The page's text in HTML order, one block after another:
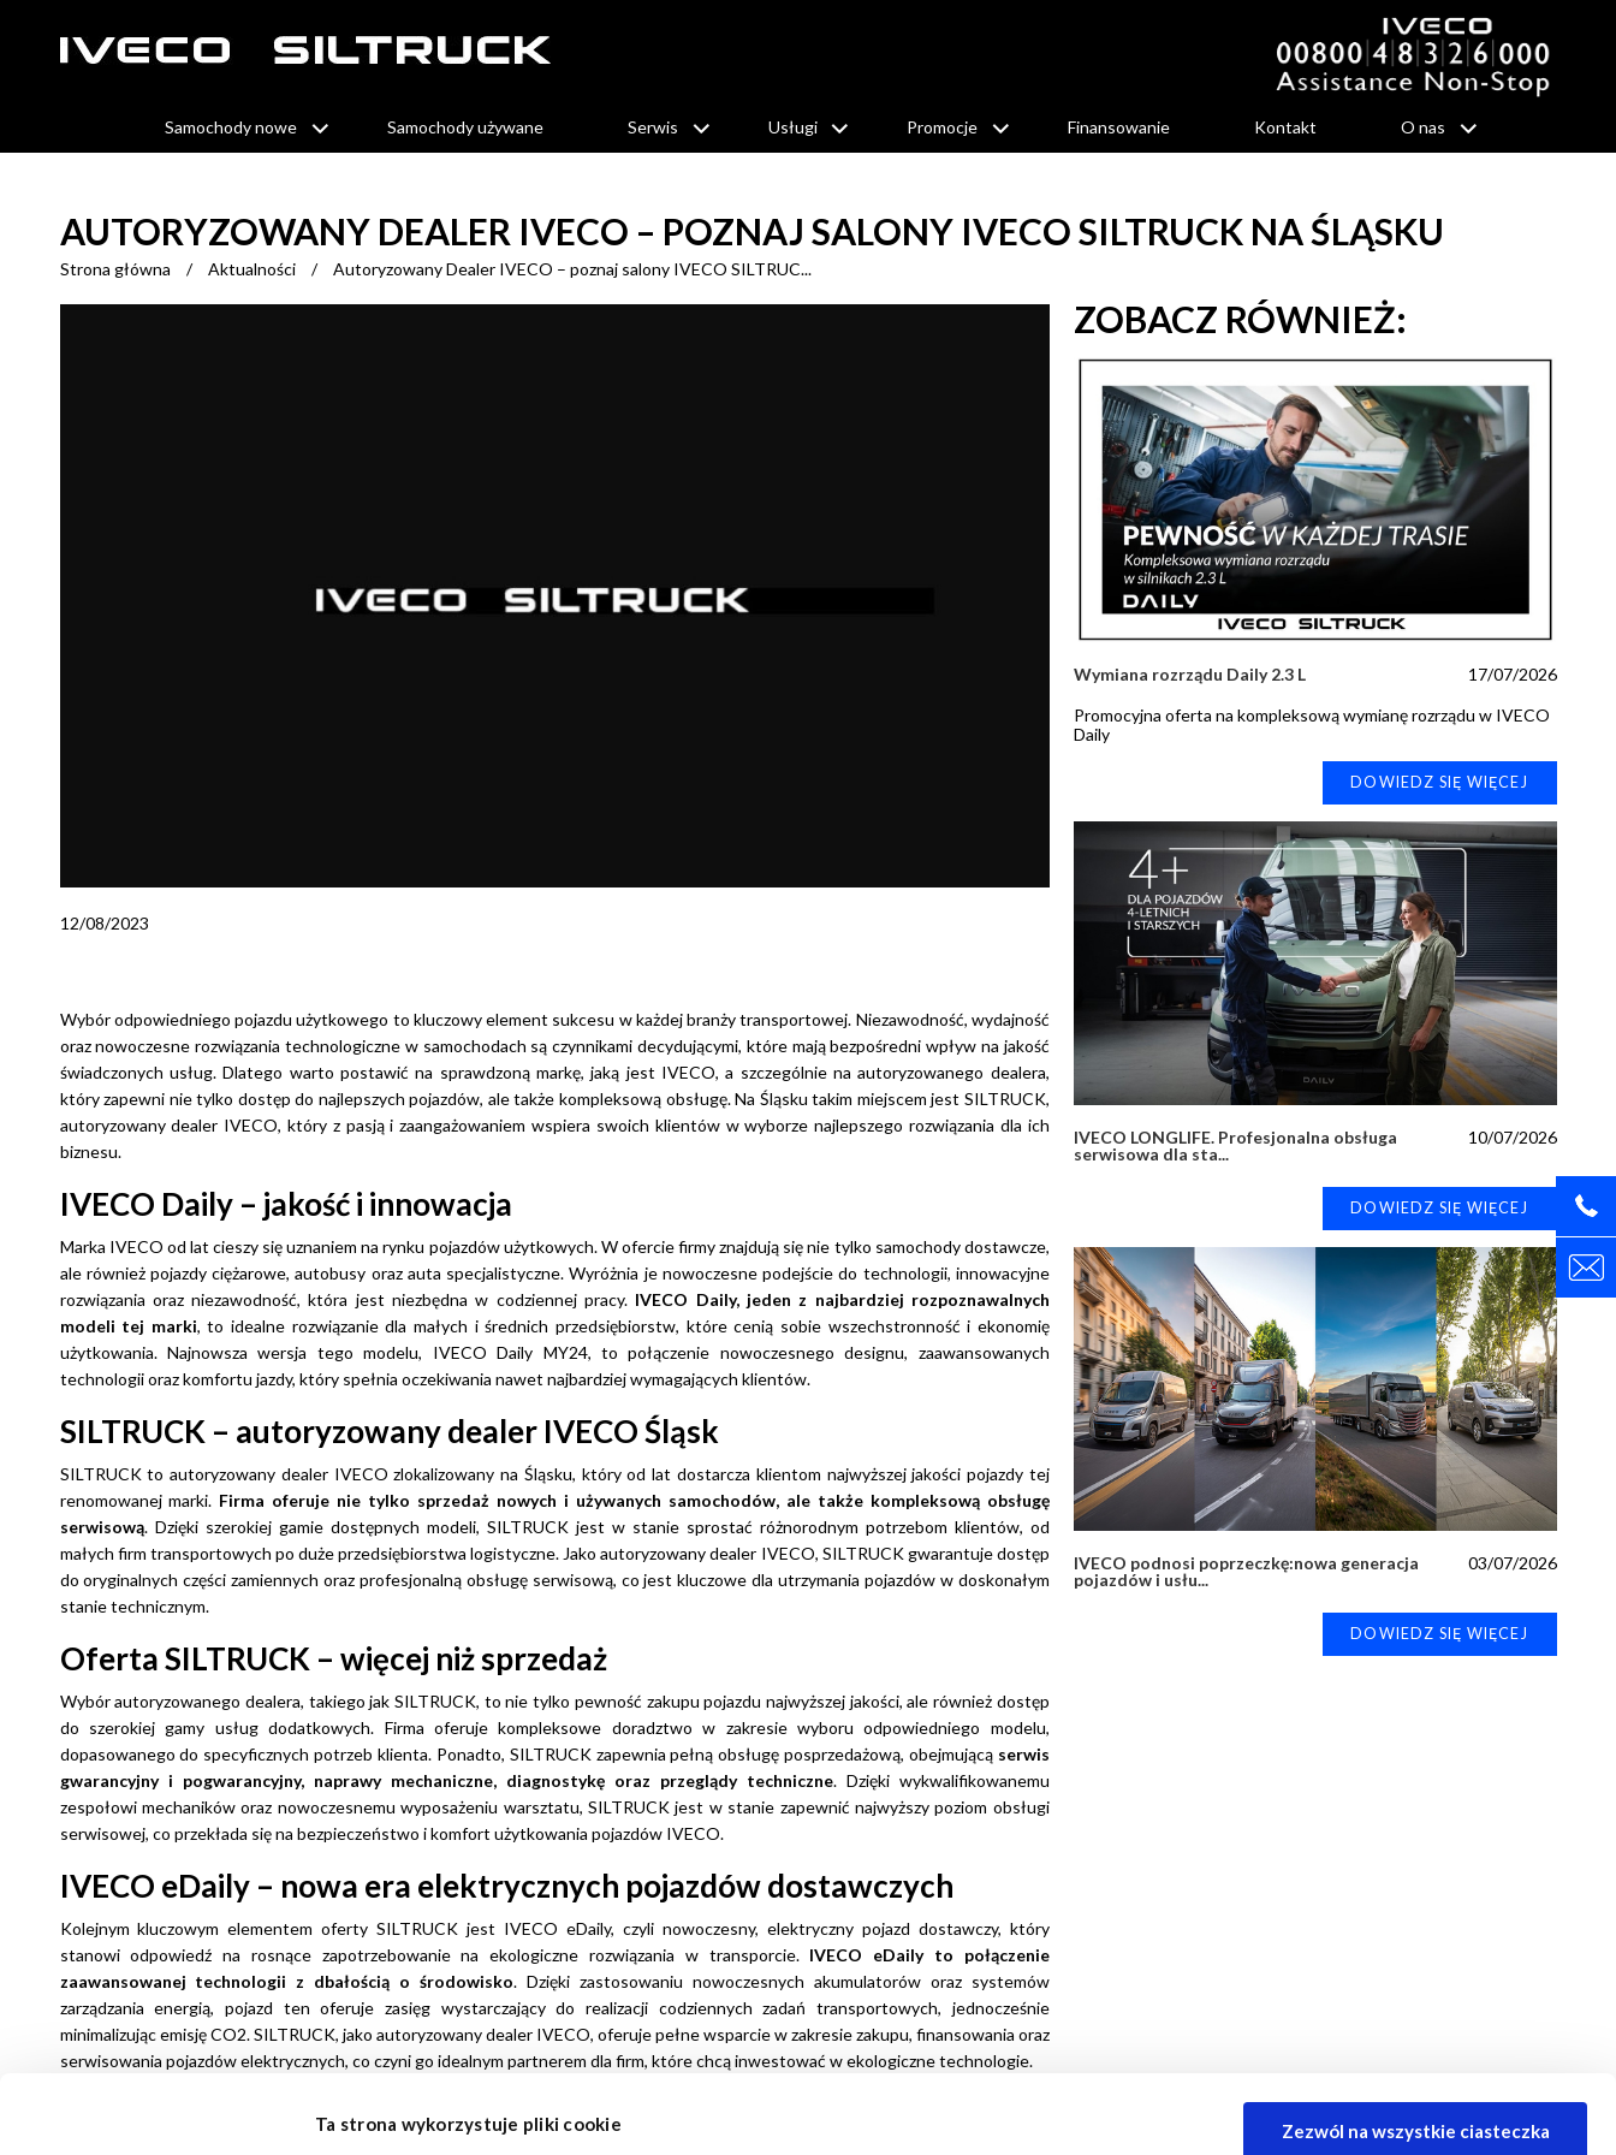
Ta strona wykorzystuje pliki cookie
Zezwól na wszystkie ciasteczka
Samochody nowe Samochody używane Serwis Usługi Promocje Finansowanie Kontakt O nas
AUTORYZOWANY DEALER IVECO – POZNAJ SALONY IVECO SILTRUCK NA ŚLĄSKU
Strona główna / Aktualności / Autoryzowany Dealer IVECO – poznaj salony IVECO SILTRUC...
12/08/2023
Wybór odpowiedniego pojazdu użytkowego to kluczowy element sukcesu w każdej branży transportowej. Niezawodność, wydajność
oraz nowoczesne rozwiązania technologiczne w samochodach są czynnikami decydującymi, które mają bezpośredni wpływ na jakość
świadczonych usług. Dlatego warto postawić na sprawdzoną markę, jaką jest IVECO, a szczególnie na autoryzowanego dealera,
który zapewni nie tylko dostęp do najlepszych pojazdów, ale także kompleksową obsługę. Na Śląsku takim miejscem jest SILTRUCK,
autoryzowany dealer IVECO, który z pasją i zaangażowaniem wspiera swoich klientów w wyborze najlepszego rozwiązania dla ich
biznesu.
IVECO Daily – jakość i innowacja
Marka IVECO od lat cieszy się uznaniem na rynku pojazdów użytkowych. W ofercie firmy znajdują się nie tylko samochody dostawcze,
ale również pojazdy ciężarowe, autobusy oraz auta specjalistyczne. Wyróżnia je nowoczesne podejście do technologii, innowacyjne
rozwiązania oraz niezawodność, która jest niezbędna w codziennej pracy. IVECO Daily, jeden z najbardziej rozpoznawalnych
modeli tej marki, to idealne rozwiązanie dla małych i średnich przedsiębiorstw, które cenią sobie wszechstronność i ekonomię
użytkowania. Najnowsza wersja tego modelu, IVECO Daily MY24, to połączenie nowoczesnego designu, zaawansowanych
technologii oraz komfortu jazdy, który spełnia oczekiwania nawet najbardziej wymagających klientów.
SILTRUCK – autoryzowany dealer IVECO Śląsk
SILTRUCK to autoryzowany dealer IVECO zlokalizowany na Śląsku, który od lat dostarcza klientom najwyższej jakości pojazdy tej
renomowanej marki. Firma oferuje nie tylko sprzedaż nowych i używanych samochodów, ale także kompleksową obsługę
serwisową. Dzięki szerokiej gamie dostępnych modeli, SILTRUCK jest w stanie sprostać różnorodnym potrzebom klientów, od
małych firm transportowych po duże przedsiębiorstwa logistyczne. Jako autoryzowany dealer IVECO, SILTRUCK gwarantuje dostęp
do oryginalnych części zamiennych oraz profesjonalną obsługę serwisową, co jest kluczowe dla utrzymania pojazdów w doskonałym
stanie technicznym.
Oferta SILTRUCK – więcej niż sprzedaż
Wybór autoryzowanego dealera, takiego jak SILTRUCK, to nie tylko pewność zakupu pojazdu najwyższej jakości, ale również dostęp
do szerokiej gamy usług dodatkowych. Firma oferuje kompleksowe doradztwo w zakresie wyboru odpowiedniego modelu,
dopasowanego do specyficznych potrzeb klienta. Ponadto, SILTRUCK zapewnia pełną obsługę posprzedażową, obejmującą serwis
gwarancyjny i pogwarancyjny, naprawy mechaniczne, diagnostykę oraz przeglądy techniczne. Dzięki wykwalifikowanemu
zespołowi mechaników oraz nowoczesnemu wyposażeniu warsztatu, SILTRUCK jest w stanie zapewnić najwyższy poziom obsługi
serwisowej, co przekłada się na bezpieczeństwo i komfort użytkowania pojazdów IVECO.
IVECO eDaily – nowa era elektrycznych pojazdów dostawczych
Kolejnym kluczowym elementem oferty SILTRUCK jest IVECO eDaily, czyli nowoczesny, elektryczny pojazd dostawczy, który
stanowi odpowiedź na rosnące zapotrzebowanie na ekologiczne rozwiązania w transporcie. IVECO eDaily to połączenie
zaawansowanej technologii z dbałością o środowisko. Dzięki zastosowaniu nowoczesnych akumulatorów oraz systemów
zarządzania energią, pojazd ten oferuje zasięg wystarczający do realizacji codziennych zadań transportowych, jednocześnie
minimalizując emisję CO2. SILTRUCK, jako autoryzowany dealer IVECO, oferuje pełne wsparcie w zakresie zakupu, finansowania oraz
serwisowania pojazdów elektrycznych, co czyni go idealnym partnerem dla firm, które chcą inwestować w ekologiczne technologie.
kompleksową obsługą klienta. Dzięki długoletniemu doświadczeniu oraz pasji do motoryzacji, SILTRUCK jest w stanie dostarczyć
ZOBACZ RÓWNIEŻ:
17/07/2026
Wymiana rozrządu Daily 2.3 L
Promocyjna oferta na kompleksową wymianę rozrządu w IVECO
Daily
DOWIEDZ SIĘ WIĘCEJ
10/07/2026
IVECO LONGLIFE. Profesjonalna obsługa
serwisowa dla sta...
DOWIEDZ SIĘ WIĘCEJ
03/07/2026
IVECO podnosi poprzeczkę:nowa generacja
pojazdów i usłu...
DOWIEDZ SIĘ WIĘCEJ